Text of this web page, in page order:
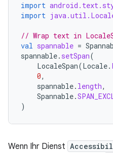
import
import
// Wrap text in
val spannable =
spannable. setSpan(
LocaleSpan(Locale.
0,
spannable. length,
Spannable.
)
Wenn Ihr Dienst